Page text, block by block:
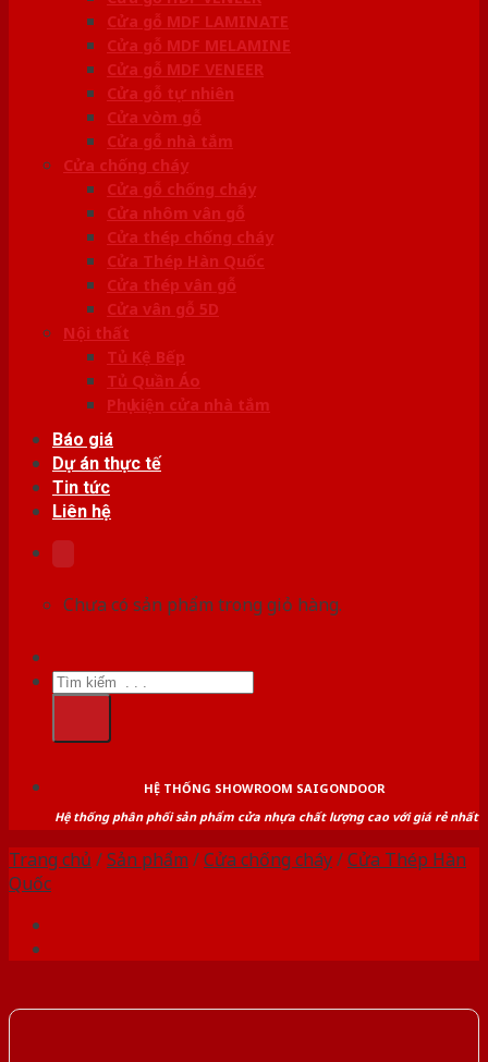
Cửa gỗ MDF LAMINATE
Cửa gỗ MDF MELAMINE
Cửa gỗ MDF VENEER
Cửa gỗ tự nhiên
Cửa vòm gỗ
Cửa gỗ nhà tắm
Cửa chống cháy
Cửa gỗ chống cháy
Cửa nhôm vân gỗ
Cửa thép chống cháy
Cửa Thép Hàn Quốc
Cửa thép vân gỗ
Cửa vân gỗ 5D
Nội thất
Tủ Kệ Bếp
Tủ Quần Áo
Phụ kiện cửa nhà tắm
Báo giá
Dự án thực tế
Tin tức
Liên hệ
Chưa có sản phẩm trong giỏ hàng.
Tìm
kiếm:
HỆ THỐNG SHOWROOM SAIGONDOOR
Hệ thống phân phối sản phẩm cửa nhựa chất lượng cao với giá rẻ nhất
Trang chủ /Sản phẩm /Cửa chống cháy/Cửa Thép Hàn
Quốc